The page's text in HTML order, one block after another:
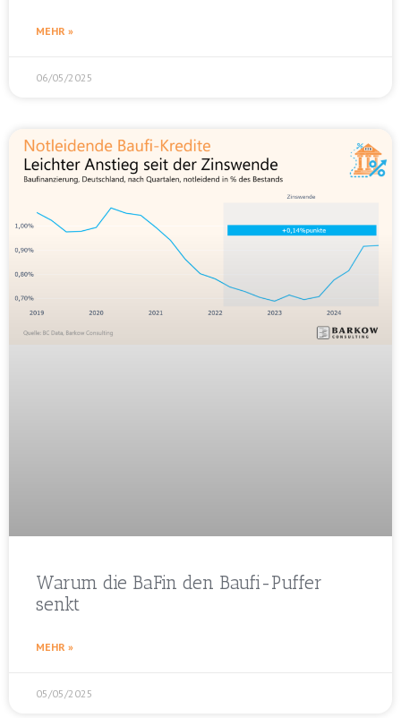
MEHR »
06/05/2025
Warum die BaFin den Baufi-Puffer
senkt
MEHR »
05/05/2025